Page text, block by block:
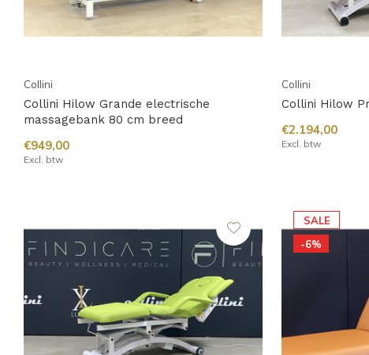
Collini
Collini Hilow Grande electrische
massagebank 80 cm breed
€949,00
Excl. btw
Collini
Collini Hilow
€2.194,00
Excl. btw
SALE
-6%